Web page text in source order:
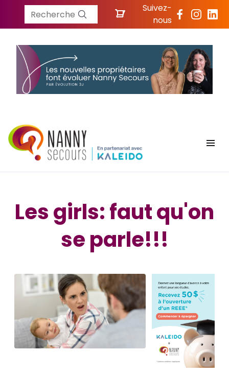
Recherche
Suivez-
nous
Les girls: faut qu'on
se parle!!!